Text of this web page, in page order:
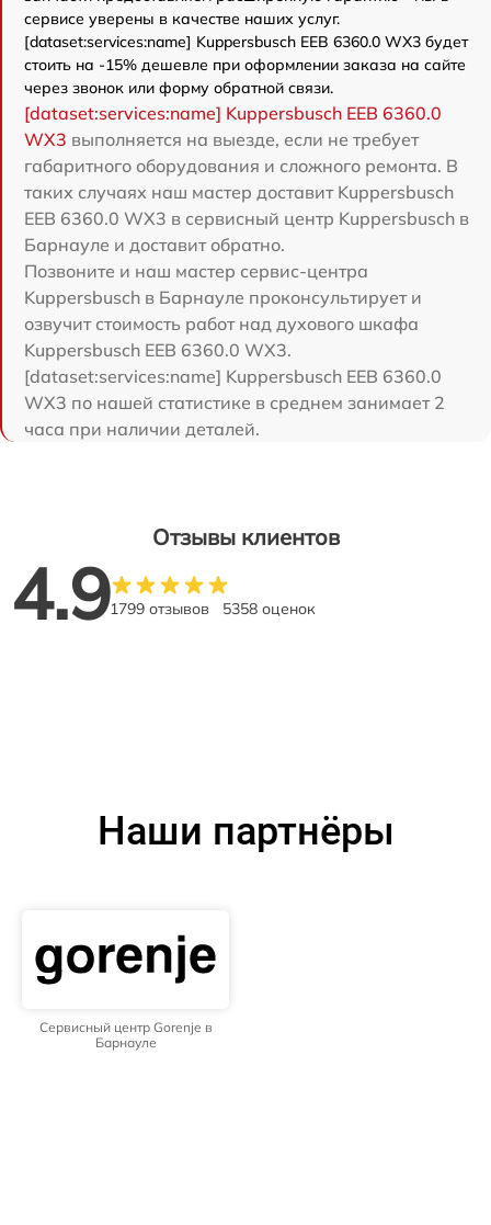
сервисе уверены в качестве наших услуг.
[dataset:services:name] Kuppersbusch EEB 6360.0 WX3 будет
стоить на -15% дешевле при оформлении заказа на сайте
через звонок или форму обратной связи.
[dataset:services:name] Kuppersbusch EEB 6360.0
WX3 выполняется на выезде, если не требует
габаритного оборудования и сложного ремонта. В
таких случаях наш мастер доставит Kuppersbusch
EEB 6360.0 WX3 в сервисный центр Kuppersbusch в
Барнауле и доставит обратно.
Позвоните и наш мастер сервис-центра
Kuppersbusch в Барнауле проконсультирует и
озвучит стоимость работ над духового шкафа
Kuppersbusch EEB 6360.0 WX3.
[dataset:services:name] Kuppersbusch EEB 6360.0
WX3 по нашей статистике в среднем занимает 2
часа при наличии деталей.
Отзывы клиентов
4.91799 отзывов 5358 оценок
Наши партнёры
Сервисный центр Gorenje в
Барнауле